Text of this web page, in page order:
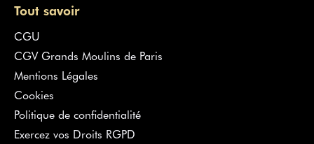
Tout savoir
CGU
CGV Grands Moulins de Paris
Mentions Légales
Cookies
Politique de confidentialité
Exercez vos Droits RGPD